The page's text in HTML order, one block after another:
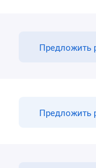
Предложить
Предложить